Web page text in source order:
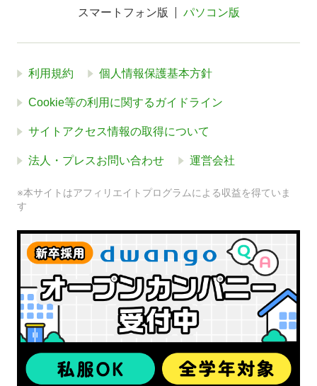
スマートフォン版 パソコン版
利用規約 個人情報保護基本方針
Cookie等の利用に関するガイドライン
サイトアクセス情報の取得について
法人・プレスお問い合わせ 運営会社
※本サイトはアフィリエイトプログラムによる収益を得ていま
す